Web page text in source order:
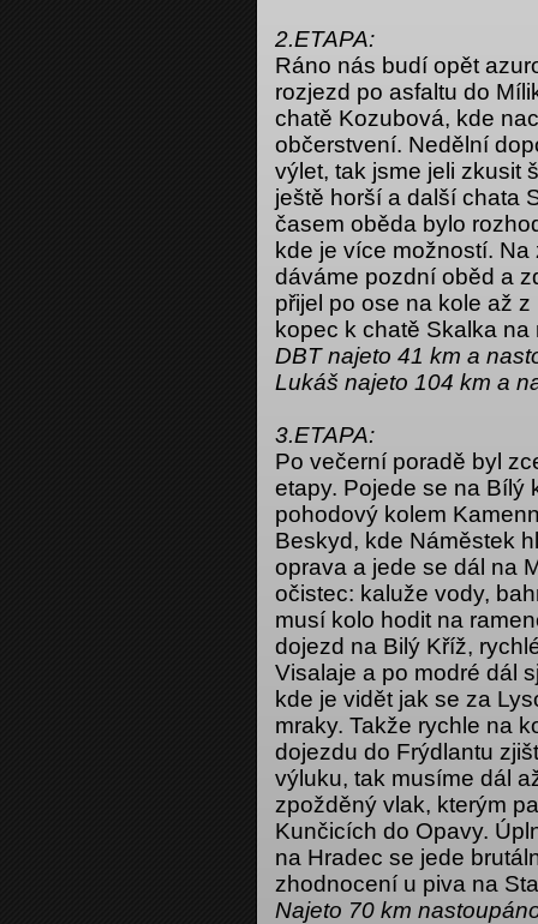
2.ETAPA:
Ráno nás budí opět
rozjezd po asfaltu do
chatě Kozubová, kde
občerstvení. Nedělní
výlet, tak jsme jeli zkusit
ještě horší a další chata
časem oběda bylo
kde je více možností.
dáváme pozdní oběd a
přijel po ose na kole až
kopec k chatě Skalka
DBT najeto 41 km a
Lukáš najeto 104 km a
3.ETAPA:
Po večerní poradě byl
etapy. Pojede se na Bílý
pohodový kolem
Beskyd, kde Náměstek
oprava a jede se dál na
očistec: kaluže vody,
musí kolo hodit na
dojezd na Bilý Kříž,
Visalaje a po modré dál
kde je vidět jak se za
mraky. Takže rychle na
dojezdu do Frýdlantu
výluku, tak musíme dál
zpožděný vlak, kterým
Kunčicích do Opavy.
na Hradec se jede
zhodnocení u piva na
Najeto 70 km